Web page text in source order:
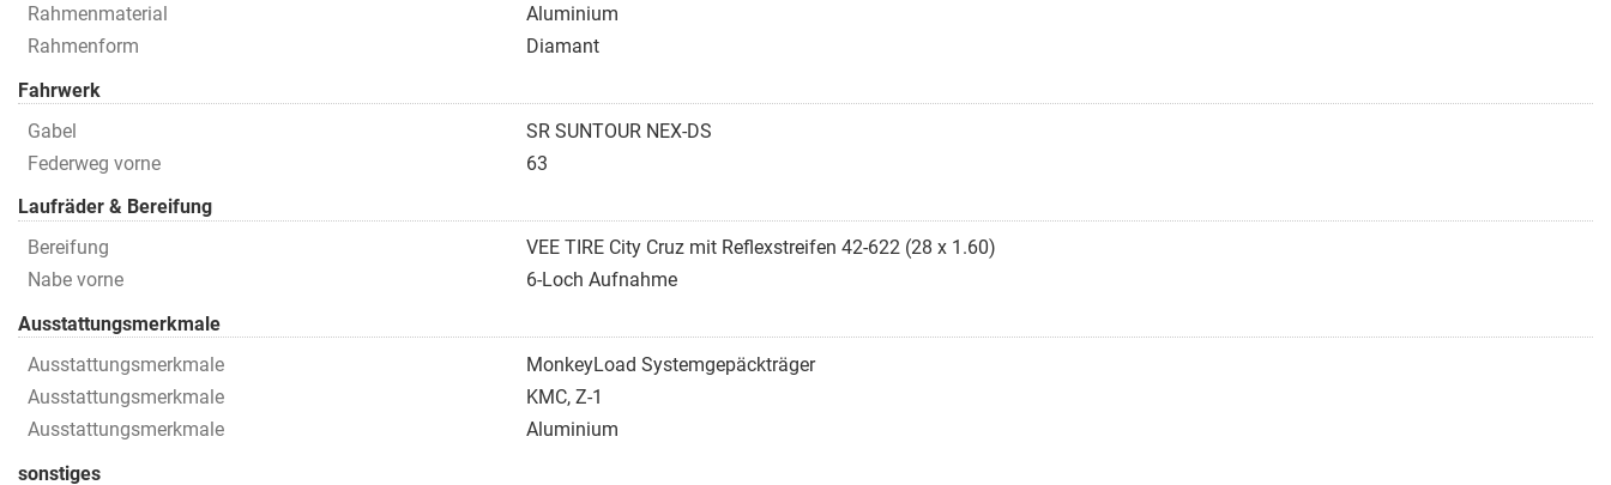
Rahmenmaterial
Aluminium
Rahmenform
Diamant
Fahrwerk
Gabel
SR SUNTOUR NEX-DS
Federweg vorne
63
Laufräder & Bereifung
Bereifung
VEE TIRE City Cruz mit Reflexstreifen 42-622 (28 x 1.60)
Nabe vorne
6-Loch Aufnahme
Ausstattungsmerkmale
Ausstattungsmerkmale
MonkeyLoad Systemgepäckträger
Ausstattungsmerkmale
KMC, Z-1
Ausstattungsmerkmale
Aluminium
sonstiges